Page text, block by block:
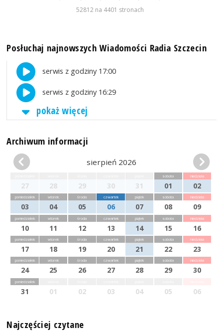
52812 na 4401 stronach
Posłuchaj najnowszych Wiadomości Radia Szczecin
serwis z godziny 17:00
serwis z godziny 16:29
pokaż więcej
Archiwum informacji
sierpień 2026
27 28 29 30 31
sobota
01
niedziela
02
poniedziałek
03
wtorek
04
środa
05
czwartek
06
piątek
07
sobota
08
niedziela
09
poniedziałek
10
wtorek
11
środa
12
czwartek
13
piątek
14
sobota
15
niedziela
16
poniedziałek
17
wtorek
18
środa
19
czwartek
20
piątek
21
sobota
22
niedziela
23
poniedziałek
24
wtorek
25
środa
26
czwartek
27
piątek
28
sobota
29
niedziela
30
poniedziałek
31 01 02 03 04 05 06
Najczęściej czytane